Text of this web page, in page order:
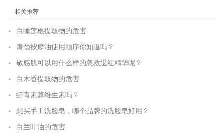
相关推荐
白睡莲根提取物的危害
肩颈按摩油使用顺序你知道吗？
敏感肌可以用什么样的急救退红精华呢？
白木香提取物的危害
虾青素算维生素吗？
想买手工洗脸皂，哪个品牌的洗脸皂好用？
白兰叶油的危害